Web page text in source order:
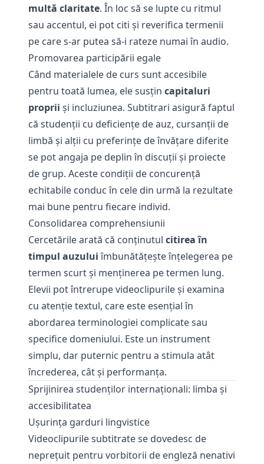
multă claritate. În loc să se lupte cu ritmul
sau accentul, ei pot citi şi reverifica termenii
pe care s-ar putea să-i rateze numai în audio.
Promovarea participării egale
Când materialele de curs sunt accesibile
pentru toată lumea, ele susţin capitaluri
proprii şi incluziunea. Subtitrari asigură faptul
că studenții cu deficiențe de auz, cursanții de
limbă și alții cu preferințe de învățare diferite
se pot angaja pe deplin în discuții și proiecte
de grup. Aceste condiții de concurență
echitabile conduc în cele din urmă la rezultate
mai bune pentru fiecare individ.
Consolidarea comprehensiunii
Cercetările arată că conținutul citirea în
timpul auzuluiîmbunătățește înțelegerea pe
termen scurt și menținerea pe termen lung.
Elevii pot întrerupe videoclipurile și examina
cu atenție textul, care este esențial în
abordarea terminologiei complicate sau
specifice domeniului. Este un instrument
simplu, dar puternic pentru a stimula atât
încrederea, cât și performanța.
Sprijinirea studenților internaționali: limba și
accesibilitatea
Ușurința garduri lingvistice
Videoclipurile subtitrate se dovedesc de
neprețuit pentru vorbitorii de engleză nenativi